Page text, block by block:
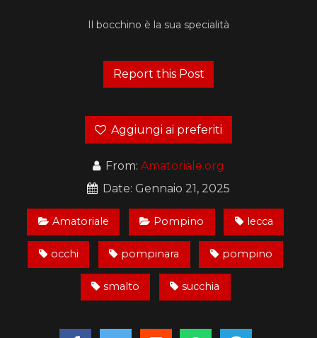
Il bocchino è la sua specialità
Aggiungi ai preferiti
From: Amatoriale.org
Date: Gennaio 21, 2025
Amatoriale Pompino lecca
occhi pompinara pompino
smalto succhia